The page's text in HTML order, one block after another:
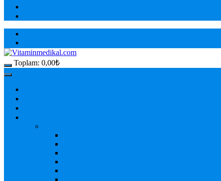
Toplam: 0,00₺